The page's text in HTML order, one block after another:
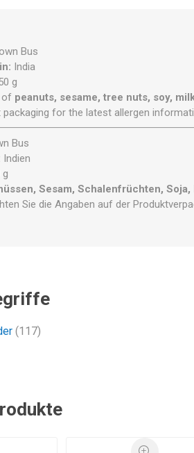
Bus
India
g
of peanuts, sesame, tree nuts, soy,
for the latest allergen
Bus
Indien
g
Sesam, Schalenfrüchten,
Sie die Angaben auf der
(117)